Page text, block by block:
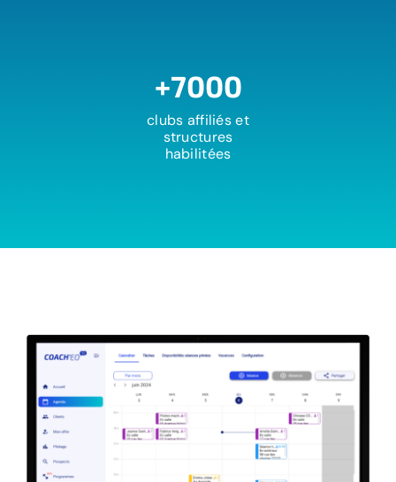
+7000
clubs affiliés et
structures
habilitées